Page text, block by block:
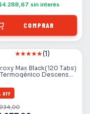
sin interés
(1)
Max Black(120 Tabs)
Termogénico Descenso
OFF